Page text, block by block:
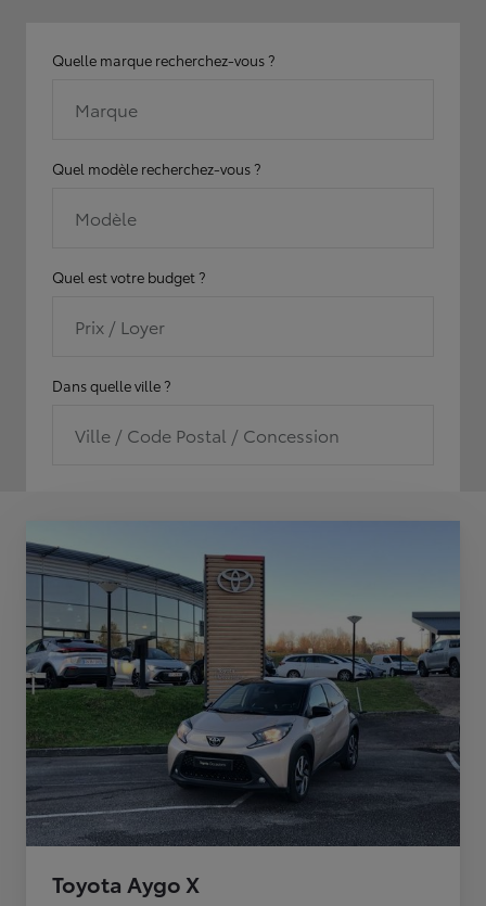
Quelle marque recherchez-vous ?
Marque
Quel modèle recherchez-vous ?
Modèle
Quel est votre budget ?
Prix / Loyer
Dans quelle ville ?
Ville / Code Postal / Concession
Toyota Aygo X